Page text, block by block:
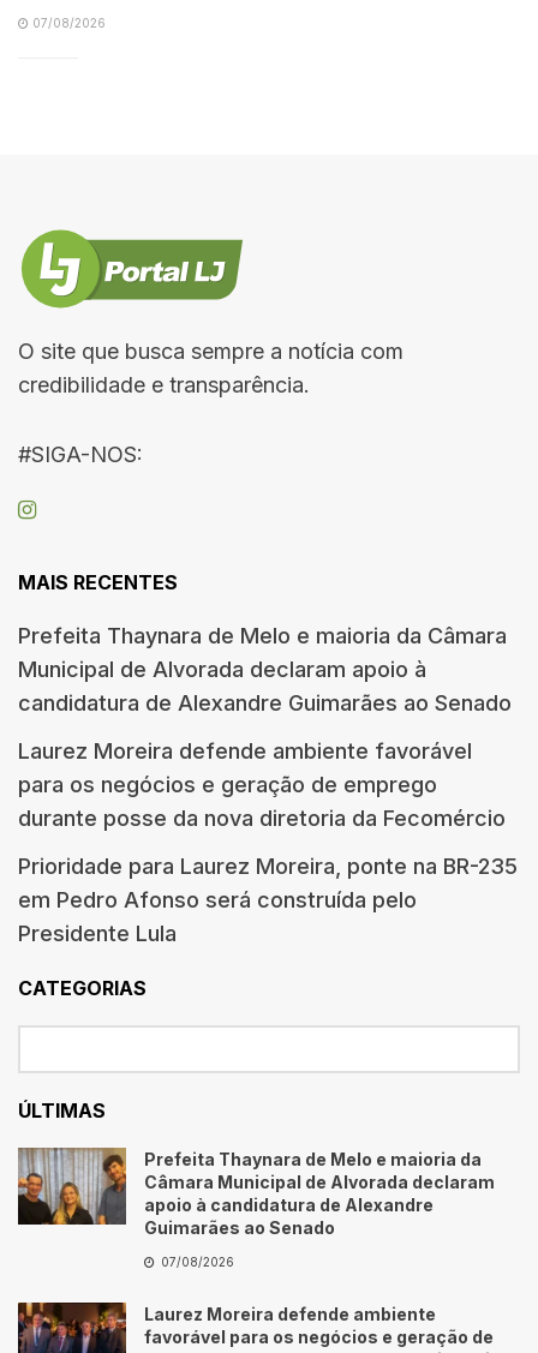
07/08/2026
O site que busca sempre a notícia com
credibilidade e transparência.
#SIGA-NOS:
MAIS RECENTES
Prefeita Thaynara de Melo e maioria da Câmara
Municipal de Alvorada declaram apoio à
candidatura de Alexandre Guimarães ao Senado
Laurez Moreira defende ambiente favorável
para os negócios e geração de emprego
durante posse da nova diretoria da Fecomércio
Prioridade para Laurez Moreira, ponte na BR-235
em Pedro Afonso será construída pelo
Presidente Lula
CATEGORIAS
ÚLTIMAS
Prefeita Thaynara de Melo e maioria da
Câmara Municipal de Alvorada declaram
apoio à candidatura de Alexandre
Guimarães ao Senado
07/08/2026
Laurez Moreira defende ambiente
favorável para os negócios e geração de